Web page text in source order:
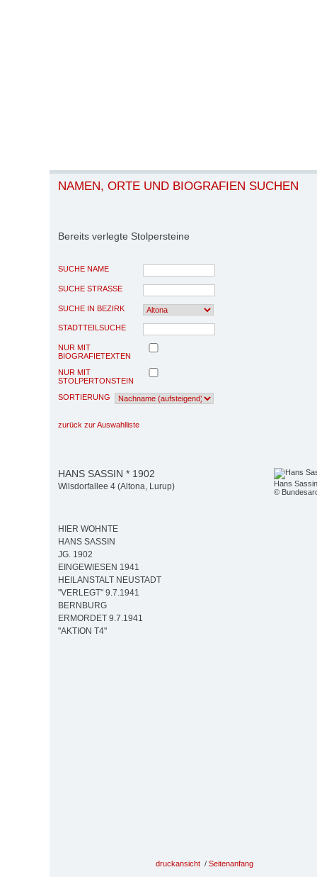
NAMEN, ORTE UND BIOGRAFIEN SUCHEN
Bereits verlegte Stolpersteine
SUCHE NAME
SUCHE STRASSE
SUCHE IN BEZIRK
STADTTEILSUCHE
NUR MIT
BIOGRAFIETEXTEN
NUR MIT
STOLPERTONSTEIN
SORTIERUNG
zurück zur Auswahlliste
Hans
©
HANS SASSIN * 1902
Wilsdorfallee 4 (Altona, Lurup)
HIER WOHNTE
HANS SASSIN
JG. 1902
EINGEWIESEN 1941
HEILANSTALT NEUSTADT
"VERLEGT" 9.7.1941
BERNBURG
ERMORDET 9.7.1941
"AKTION T4"
druckansicht / Seitenanfang